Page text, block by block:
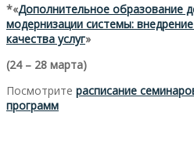
*«Дополнительное образование
модернизации системы:
качества услуг»
(24 – 28 марта)
Посмотрите расписание
программ